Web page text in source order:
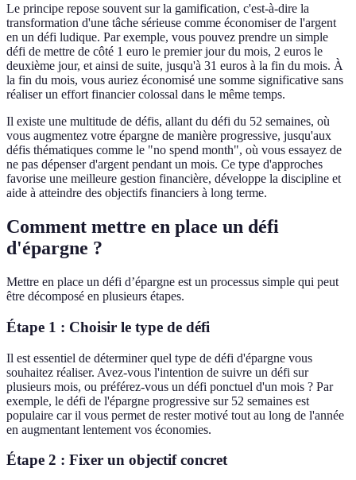
Le principe repose souvent sur la gamification, c'est-à-dire la
transformation d'une tâche sérieuse comme économiser de l'argent
en un défi ludique. Par exemple, vous pouvez prendre un simple
défi de mettre de côté 1 euro le premier jour du mois, 2 euros le
deuxième jour, et ainsi de suite, jusqu'à 31 euros à la fin du mois. À
la fin du mois, vous auriez économisé une somme significative sans
réaliser un effort financier colossal dans le même temps.
Il existe une multitude de défis, allant du défi du 52 semaines, où
vous augmentez votre épargne de manière progressive, jusqu'aux
défis thématiques comme le "no spend month", où vous essayez de
ne pas dépenser d'argent pendant un mois. Ce type d'approches
favorise une meilleure gestion financière, développe la discipline et
aide à atteindre des objectifs financiers à long terme.
Comment mettre en place un défi
d'épargne ?
Mettre en place un défi d’épargne est un processus simple qui peut
être décomposé en plusieurs étapes.
Étape 1 : Choisir le type de défi
Il est essentiel de déterminer quel type de défi d'épargne vous
souhaitez réaliser. Avez-vous l'intention de suivre un défi sur
plusieurs mois, ou préférez-vous un défi ponctuel d'un mois ? Par
exemple, le défi de l'épargne progressive sur 52 semaines est
populaire car il vous permet de rester motivé tout au long de l'année
en augmentant lentement vos économies.
Étape 2 : Fixer un objectif concret